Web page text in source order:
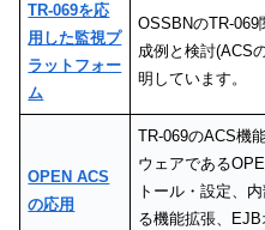
TR-069を応
用した監視プ
ラットフォー
ム
OSSBNのTR-
成例と検討(ACS
明しています。
OPEN ACS
の応用
TR-069のACS機
ウェアである
トール・設定、
る機能拡張、